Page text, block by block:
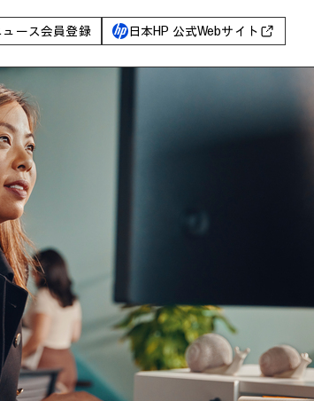
ト
ション
ル）
ュース会員登録 日本HP 公式Webサイト